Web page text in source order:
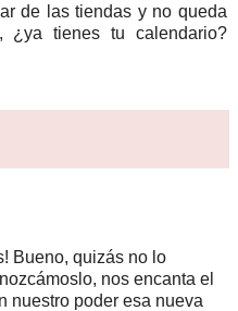
de las tiendas y no queda
¿ya tienes tu calendario?
Bueno, quizás no lo
nos encanta el
nuestro poder esa nueva